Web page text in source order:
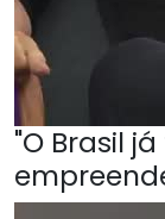
"O Brasil